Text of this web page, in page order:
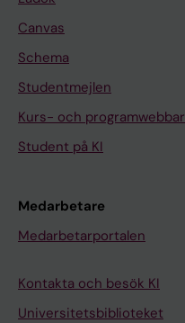
Canvas
Schema
Studentmejlen
Kurs- och programwebbar
Student på KI
Medarbetare
Medarbetarportalen
Kontakta och besök KI
Universitetsbiblioteket